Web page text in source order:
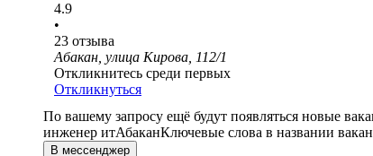
4.9
•
23 отзыва
Абакан, улица Кирова, 112/1
Откликнитесь среди первых
Откликнуться
По вашему запросу ещё будут появляться новые
инженер итАбаканКлючевые слова в названии
В мессенджер